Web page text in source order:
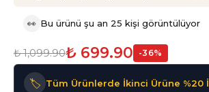
👀 Bu ürünü şu an 25 kişi görüntülüyor
₺ 1,099.90₺ 699.90 -36%
🏷️ Tüm Ürünlerde İkinci Ürüne %20